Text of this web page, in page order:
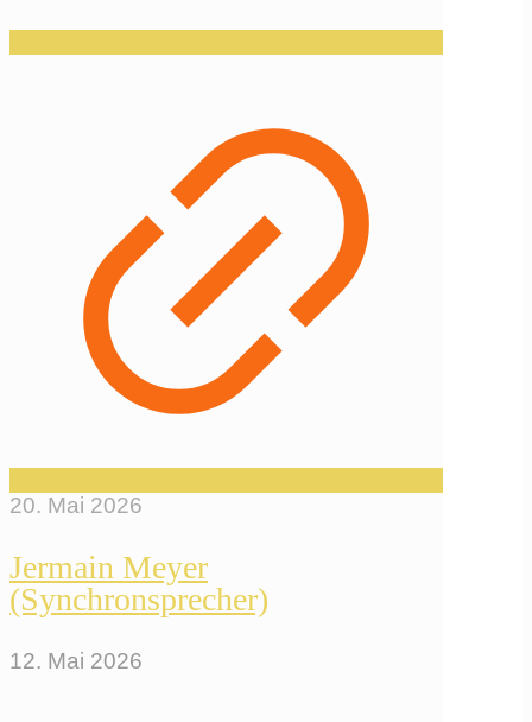
20. Mai 2026
Jermain Meyer
(Synchronsprecher)
12. Mai 2026